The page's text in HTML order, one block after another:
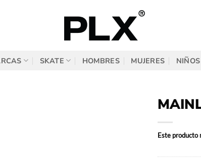
SKATE HOMBRES MUJERES NIÑOS
Este producto